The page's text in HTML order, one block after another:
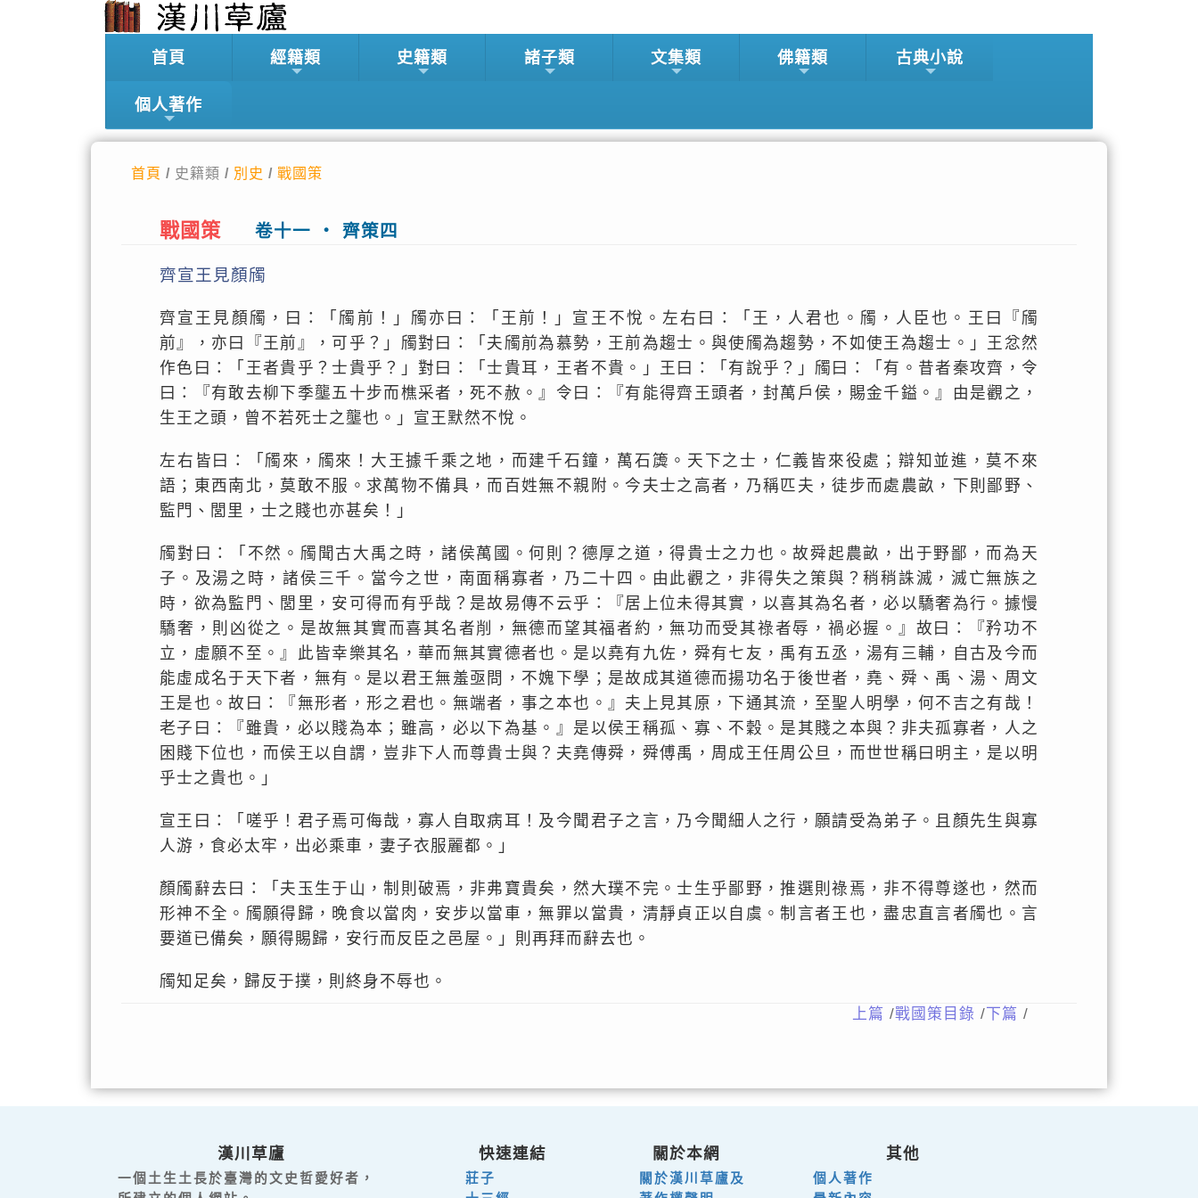
首頁 經籍類 史籍類 諸子類 文集類 佛籍類 古典小說
個人著作
首頁 / 史籍類 / 別史 / 戰國策
戰國策 卷十一 ‧ 齊策四
齊宣王見顏斶
齊宣王見顏斶，曰：「斶前！」斶亦曰：「王前！」宣王不悅。左右曰：「王，人君也。斶，人臣也。王曰『斶
前』，亦曰『王前』，可乎？」斶對曰：「夫斶前為慕勢，王前為趨士。與使斶為趨勢，不如使王為趨士。」王忿然
作色曰：「王者貴乎？士貴乎？」對曰：「士貴耳，王者不貴。」王曰：「有說乎？」斶曰：「有。昔者秦攻齊，令
曰：『有敢去柳下季壟五十步而樵采者，死不赦。』令曰：『有能得齊王頭者，封萬戶侯，賜金千鎰。』由是觀之，
生王之頭，曾不若死士之壟也。」宣王默然不悅。
左右皆曰：「斶來，斶來！大王據千乘之地，而建千石鐘，萬石簴。天下之士，仁義皆來役處；辯知並進，莫不來
語；東西南北，莫敢不服。求萬物不備具，而百姓無不親附。今夫士之高者，乃稱匹夫，徒步而處農畝，下則鄙野、
監門、閭里，士之賤也亦甚矣！」
斶對曰：「不然。斶聞古大禹之時，諸侯萬國。何則？德厚之道，得貴士之力也。故舜起農畝，出于野鄙，而為天
子。及湯之時，諸侯三千。當今之世，南面稱寡者，乃二十四。由此觀之，非得失之策與？稍稍誅滅，滅亡無族之
時，欲為監門、閭里，安可得而有乎哉？是故易傳不云乎：『居上位未得其實，以喜其為名者，必以驕奢為行。據慢
驕奢，則凶從之。是故無其實而喜其名者削，無德而望其福者約，無功而受其祿者辱，禍必握。』故曰：『矜功不
立，虛願不至。』此皆幸樂其名，華而無其實德者也。是以堯有九佐，舜有七友，禹有五丞，湯有三輔，自古及今而
能虛成名于天下者，無有。是以君王無羞亟問，不媿下學；是故成其道德而揚功名于後世者，堯、舜、禹、湯、周文
王是也。故曰：『無形者，形之君也。無端者，事之本也。』夫上見其原，下通其流，至聖人明學，何不吉之有哉！
老子曰：『雖貴，必以賤為本；雖高，必以下為基。』是以侯王稱孤、寡、不穀。是其賤之本與？非夫孤寡者，人之
困賤下位也，而侯王以自謂，豈非下人而尊貴士與？夫堯傳舜，舜傅禹，周成王任周公旦，而世世稱曰明主，是以明
乎士之貴也。」
宣王曰：「嗟乎！君子焉可侮哉，寡人自取病耳！及今聞君子之言，乃今聞細人之行，願請受為弟子。且顏先生與寡
人游，食必太牢，出必乘車，妻子衣服麗都。」
顏斶辭去曰：「夫玉生于山，制則破焉，非弗寶貴矣，然大璞不完。士生乎鄙野，推選則祿焉，非不得尊遂也，然而
形神不全。斶願得歸，晚食以當肉，安步以當車，無罪以當貴，清靜貞正以自虞。制言者王也，盡忠直言者斶也。言
要道已備矣，願得賜歸，安行而反臣之邑屋。」則再拜而辭去也。
斶知足矣，歸反于撲，則終身不辱也。
上篇 /戰國策目錄 / 下篇 /
漢川草廬
一個土生土長於臺灣的文史哲愛好者，
快速連結
莊子
關於本網
關於漢川草廬及
其他
個人著作